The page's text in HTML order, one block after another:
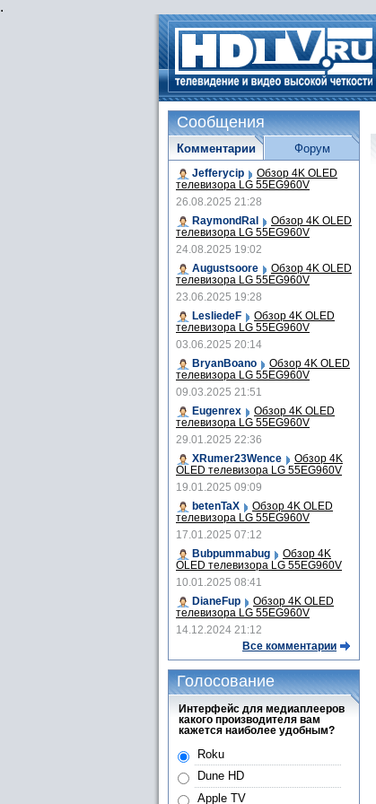
.
Сообщения
Комментарии
Jefferycip Обзор 4K OLED
телевизора LG 55EG960V
26.08.2025 21:28
RaymondRal
Обзор 4K OLED
телевизора LG 55EG960V
24.08.2025 19:02
Augustsoore
Обзор 4K OLED
телевизора LG 55EG960V
23.06.2025 19:28
LesliedeF
Обзор 4K OLED
телевизора LG 55EG960V
03.06.2025 20:14
BryanBoano
Обзор 4K OLED
телевизора LG 55EG960V
09.03.2025 21:51
Eugenrex
Обзор 4K OLED
телевизора LG 55EG960V
29.01.2025 22:36
XRumer23Wence
Обзор 4K
OLED телевизора LG 55EG960V
19.01.2025 09:09
betenTaX
Обзор 4K OLED
телевизора LG 55EG960V
17.01.2025 07:12
Bubpummabug
Обзор 4K
OLED телевизора LG 55EG960V
10.01.2025 08:41
DianeFup
Обзор 4K OLED
телевизора LG 55EG960V
14.12.2024 21:12
Все комментарии
Форум
Голосование
Интерфейс для медиаплееров
какого производителя вам
кажется наиболее удобным?
Roku
Dune HD
Apple TV